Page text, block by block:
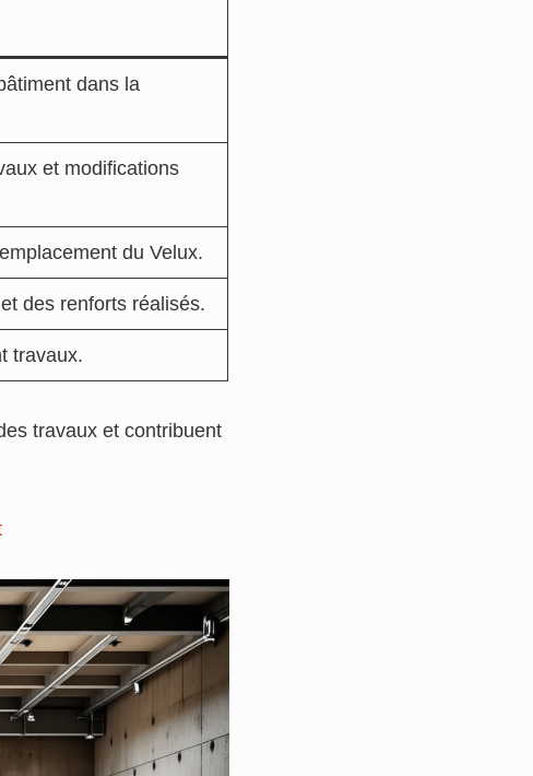
dans la
et modifications
du Velux.
des renforts réalisés.
travaux.
travaux et contribuent